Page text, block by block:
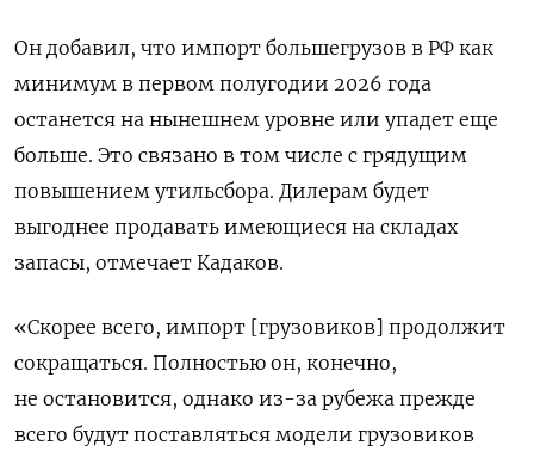
Он добавил, что импорт большегрузов в РФ как
минимум в первом полугодии 2026 года
останется на нынешнем уровне или упадет еще
больше. Это связано в том числе с грядущим
повышением утильсбора. Дилерам будет
выгоднее продавать имеющиеся на складах
запасы, отмечает Кадаков.
«Скорее всего, импорт [грузовиков] продолжит
сокращаться. Полностью он, конечно,
не остановится, однако из-за рубежа прежде
всего будут поставляться модели грузовиков